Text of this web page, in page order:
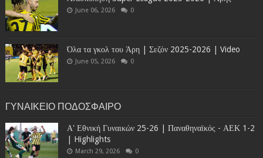
June 06, 2026 0
Όλα τα γκολ του Άρη | Σεζόν 2025-2026 | Video
June 05, 2026 0
ΓΥΝΑΙΚΕΙΟ ΠΟΔΟΣΦΑΙΡΟ
Α' Εθνική Γυναικών 25-26 | Παναθηναϊκός - ΑΕΚ 1-2
| Highlights
March 29, 2026 0